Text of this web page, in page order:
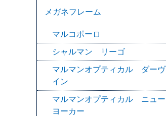
メガネフレーム
マルコポーロ
シャルマン リーゴ
マルマンオプティカル ダーヴ
イン
マルマンオプティカル ニュー
ヨーカー